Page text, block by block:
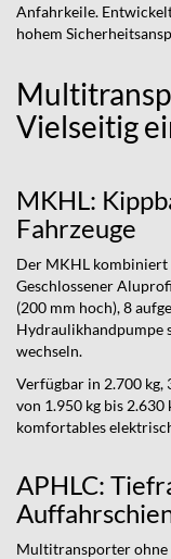
Anfahrkeile.
hohem
Vielseitig
MKHL:
Fahrzeuge
Der MKHL
Geschlossener
(200 mm hoch), 8
Hydraulikhandpumpe
wechseln.
Verfügbar in 2.700 kg,
von 1.950 kg bis
komfortables
APHLC:
Multitransporter